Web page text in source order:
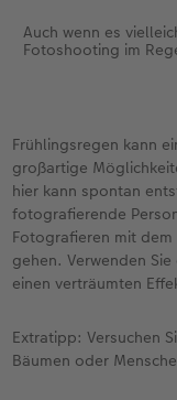
Auch wenn es
Fotoshooting im
Frühlingsregen kann
großartige
hier kann spontan
fotografierende
Fotografieren mit
gehen. Verwenden
einen verträumten
Extratipp: Versuchen
Bäumen oder